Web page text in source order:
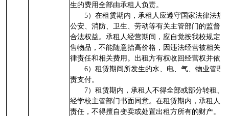
生的费用全部由承租人负责。
5）在租赁期内，承租人应遵守国家法律法规
公安、消防、卫生、劳动等有关主管部门的监督
合法权益。承租人经营期间，应自觉按我校规定
售物品，不能随意抬高价格，因违法经营被相关
律责任和相关费用。出租方有权收回经营权并依
6）租赁期间所发生的水、电、气、物业管理
责支付。
7）租赁期内，承租人不得全部或部分转租、
经学校主管部门书面同意。在租赁期内，承租人
责任，不得擅自变卖或处置出租方所有的财产。